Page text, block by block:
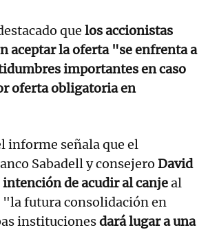
que los accionistas
aceptar la oferta "se enfrenta a
importantes en caso
oferta obligatoria en
informe señala que el
Sabadell y consejero David
de acudir al canjeal
"la futura consolidación en
institucionesdará lugar a una